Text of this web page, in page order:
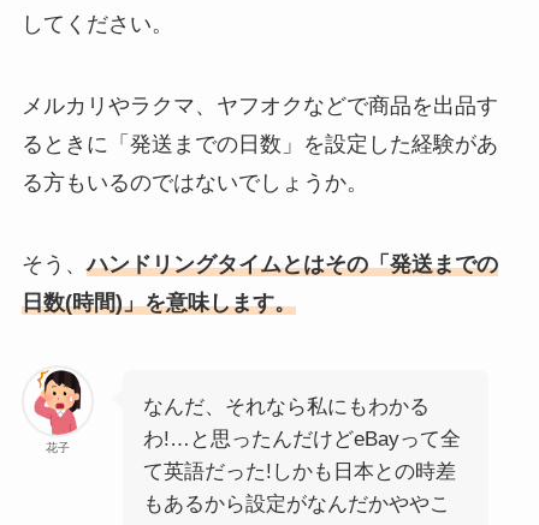
してください。
メルカリやラクマ、ヤフオクなどで商品を出品す
るときに「発送までの日数」を設定した経験があ
る方もいるのではないでしょうか。
そう、ハンドリングタイムとはその「発送までの
日数(時間)」を意味します。
花子
なんだ、それなら私にもわかる
わ!…と思ったんだけどeBayって全
て英語だった!しかも日本との時差
もあるから設定がなんだかややこ